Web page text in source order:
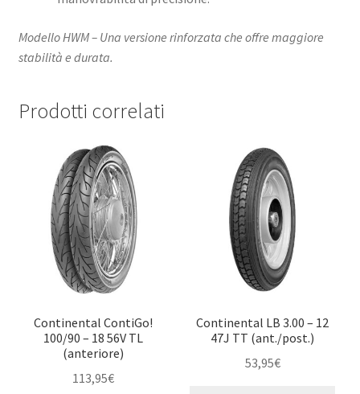
Modello HWM – Una versione rinforzata che offre maggiore
stabilità e durata.
Prodotti correlati
Continental ContiGo!
100/90 – 18 56V TL
(anteriore)
113,95€
Continental LB 3.00 – 12
47J TT (ant./post.)
53,95€